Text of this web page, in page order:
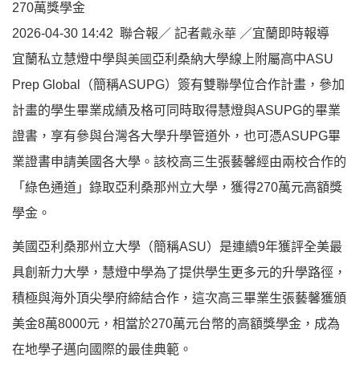
270萬獎學金
2026-04-30 14:42 聯合報／ 記者戴永華 ／宜蘭即時報導
宜蘭私立慧燈中學與美國 亞利桑納大學線上附屬高中ASU
Prep Global（簡稱ASUPG）簽有雙聯學位合作計畫，參加
計畫的學生畢業成績及格可同時取得慧燈與ASUPG的畢業
證書，享有參與台灣各大學升學管道外，也可憑ASUPG畢
業證書申請美國各大學。該校高三生張藝馨經由兩校合作的
「綠色通道」錄取亞利桑那州立大學，獲得270萬元高額獎
學金。
美國亞利桑那州立大學（簡稱ASU）是連續9年獲評全美最
具創新力大學，慧燈中學為了提供學生更多元的升學路徑，
積極與海外頂尖學府締結合作，這次高三畢業生張藝馨獲頒
美金8萬8000元，相當於270萬元台幣的高額獎學金，成為
在地學子邁向國際的最佳典範。